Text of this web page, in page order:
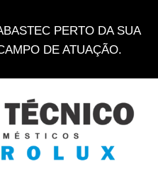
PERTO DA SUA
DE ATUAÇÃO.